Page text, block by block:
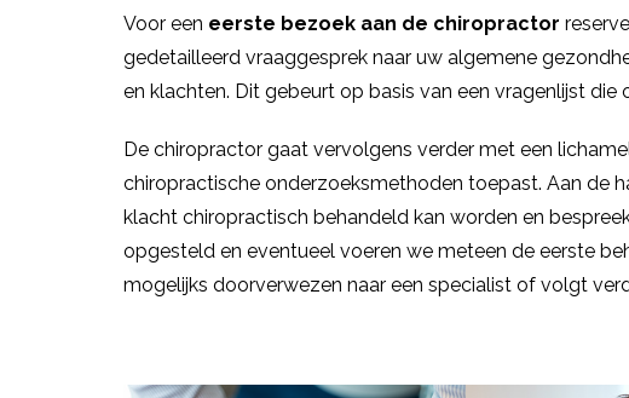
Voor een eerste bezoek aan de chiropractor
gedetailleerd vraaggesprek naar uw algemene
en klachten. Dit gebeurt op basis van een vragenlijst
De chiropractor gaat vervolgens verder met een
chiropractische onderzoeksmethoden toepast. Aan de
klacht chiropractisch behandeld kan worden en
opgesteld en eventueel voeren we meteen de eerste
mogelijks doorverwezen naar een specialist of volgt